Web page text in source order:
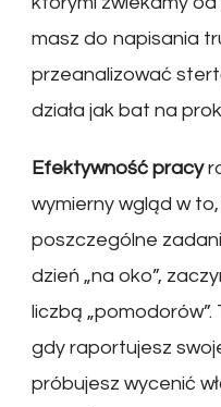
masz do napisania
przeanalizować
działa jak bat na
Efektywność pracy
wymierny wgląd w
poszczególne
dzień „na oko”,
liczbą
gdy raportujesz
próbujesz wycenić